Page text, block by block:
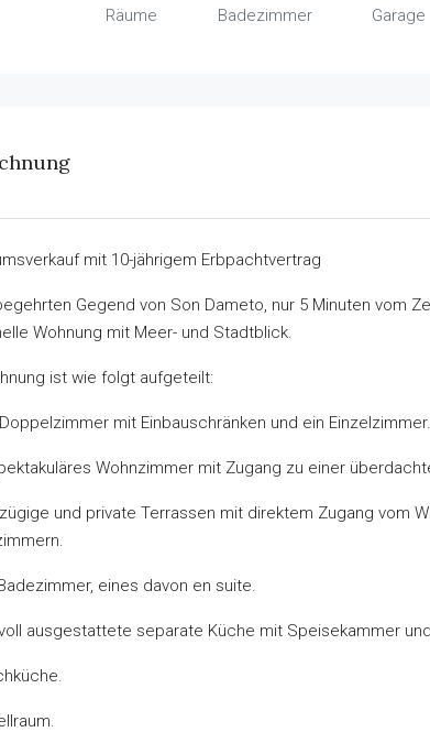
Räume Badezimmer Garage
mit 10-jährigem Erbpachtvertrag
Gegend von Son Dameto, nur 5 Minuten vom
Wohnung mit Meer- und Stadtblick.
ist wie folgt aufgeteilt:
mit Einbauschränken und ein Einzelzimmer.
Wohnzimmer mit Zugang zu einer
und private Terrassen mit direktem Zugang vom
eines davon en suite.
ausgestattete separate Küche mit Speisekammer